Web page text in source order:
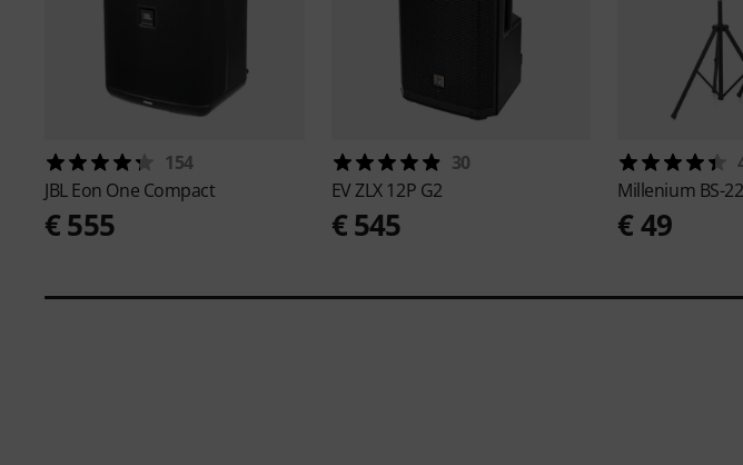
154
JBLEon One Compact
€ 555
30
EVZLX 12P G2
€ 545
Millenium BS-
€ 49